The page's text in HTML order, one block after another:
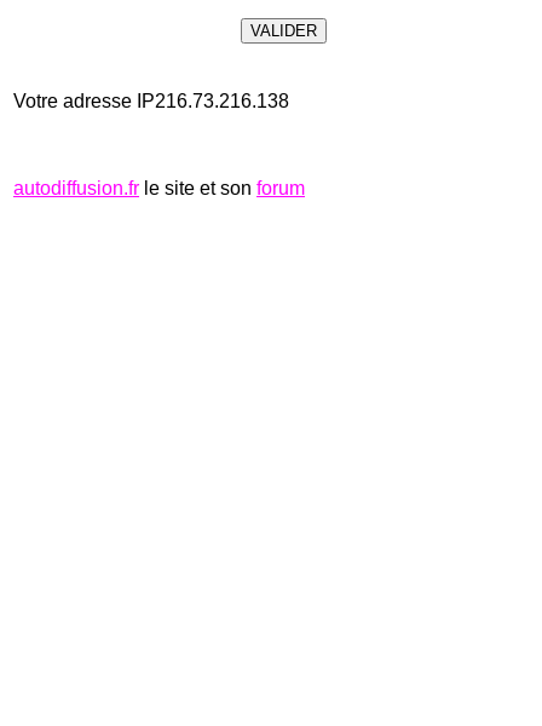
Votre adresse IP216.73.216.138
autodiffusion.fr le site et son forum